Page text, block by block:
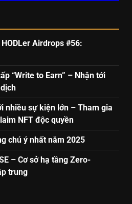
Airdrops #56:
“Write to Earn” – Nhận tới
nhiều sự kiện lớn – Tham gia
NFT độc quyền
chú ý nhất năm 2025
– Cơ sở hạ tầng Zero-
trung